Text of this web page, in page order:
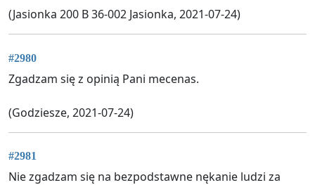
(Jasionka 200 B 36-002 Jasionka, 2021-07-24)
#2980
Zgadzam się z opinią Pani mecenas.
(Godziesze, 2021-07-24)
#2981
Nie zgadzam się na bezpodstawne nękanie ludzi za